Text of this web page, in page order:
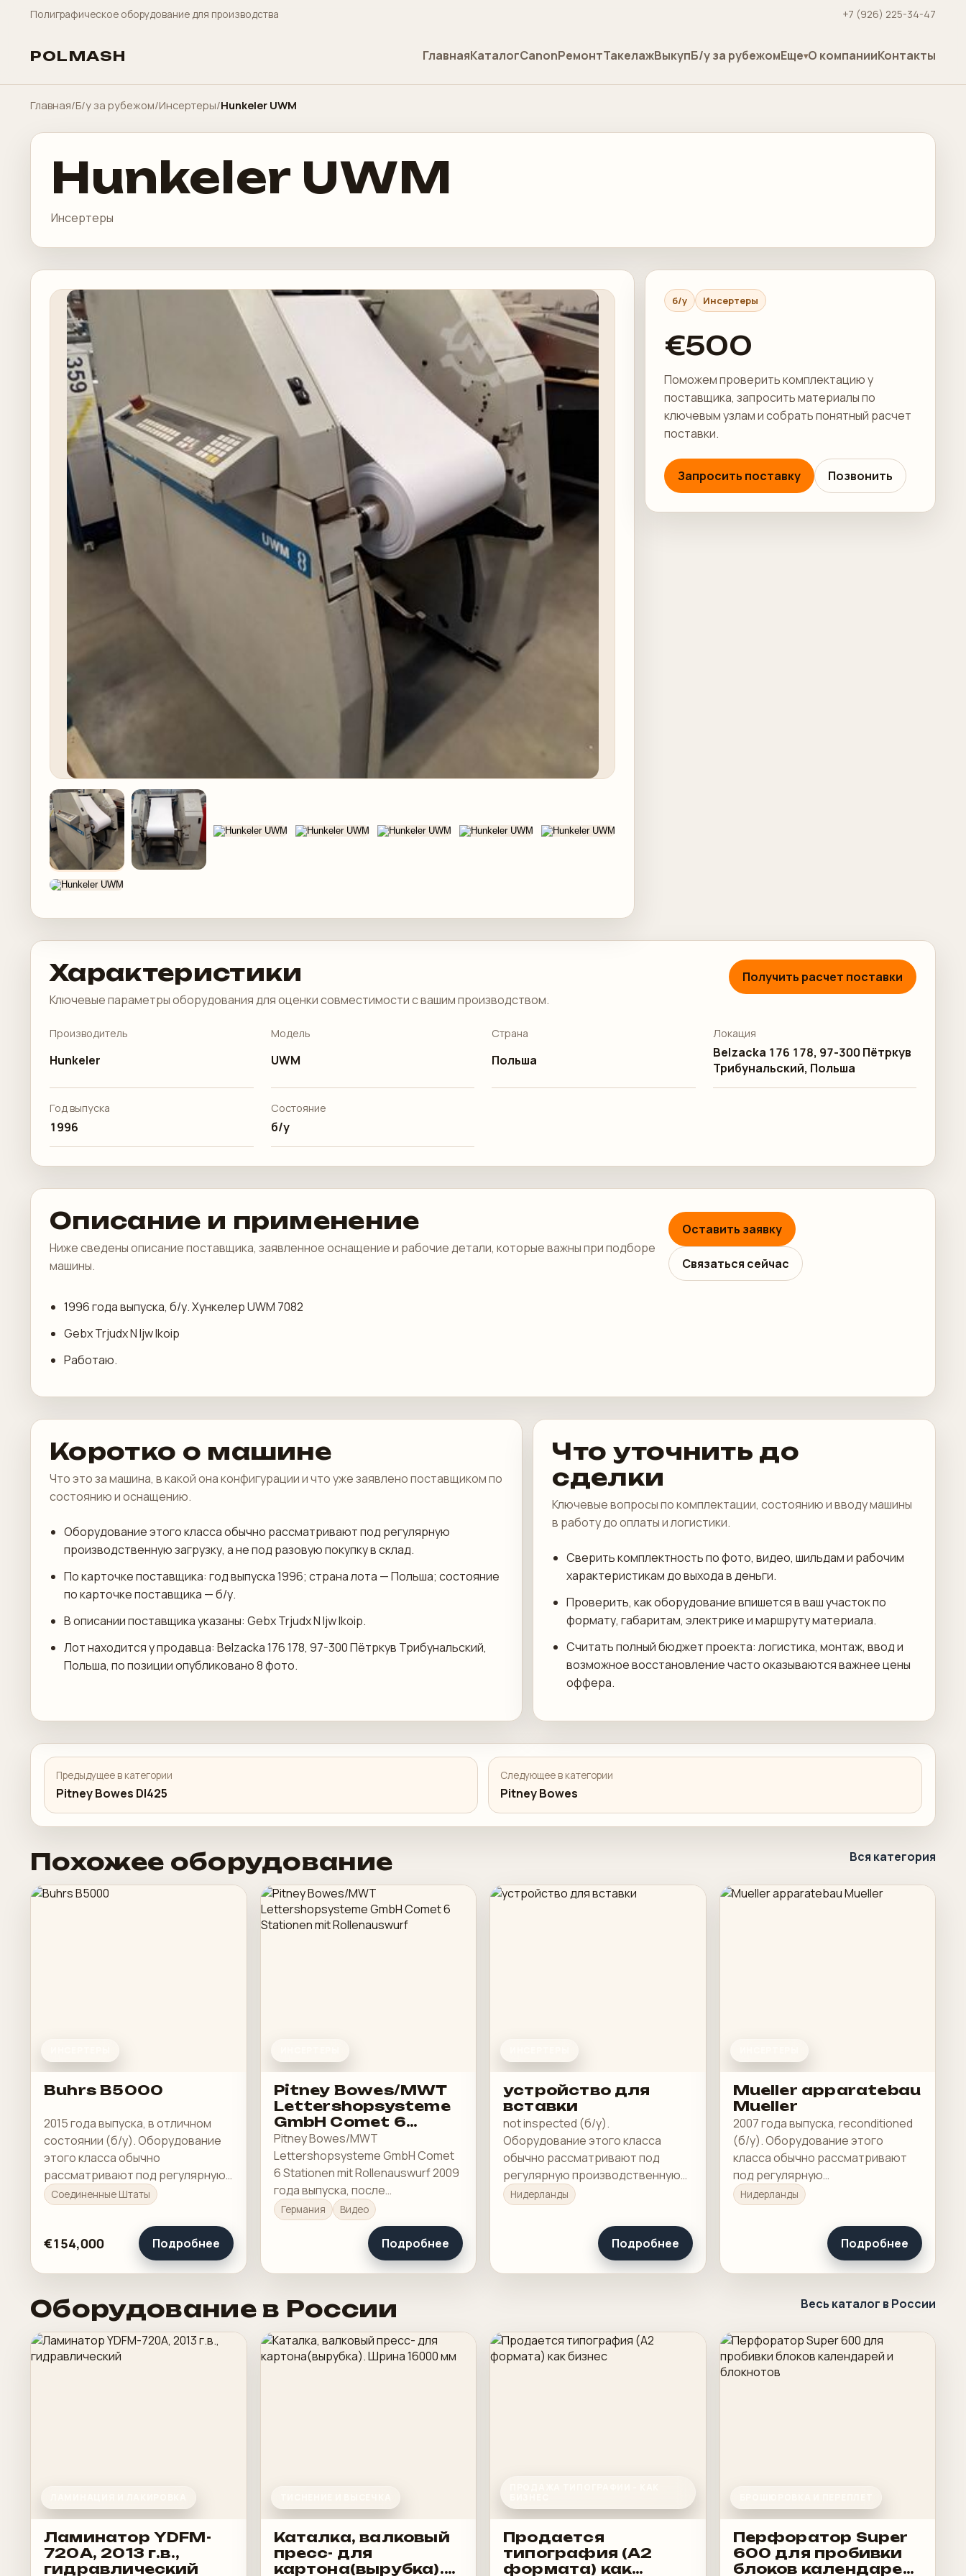
Полиграфическое оборудование для производства +7 (926) 225-34-47
POLMASH ГлавнаяКаталогCanonРемонтТакелажВыкупБ/у за рубежомЕще О компанииКонтакты
Главная/Б/у за рубежом/Инсертеры/Hunkeler UWM
Hunkeler UWM
Инсертеры
б/у Инсертеры
€500
Поможем проверить комплектацию у
поставщика, запросить материалы по
ключевым узлам и собрать понятный расчет
поставки.
Запросить поставку Позвонить
Характеристики
Ключевые параметры оборудования для оценки совместимости с вашим производством.
Получить расчет поставки
Производитель
Hunkeler
Модель
UWM
Страна
Польша
Локация
Belzacka 176 178, 97-300 Пётркув
Трибунальский, Польша
Год выпуска
1996
Состояние
б/у
Описание и применение
Ниже сведены описание поставщика, заявленное оснащение и рабочие детали, которые важны при подборе
машины.
Оставить заявку
Связаться сейчас
1996 года выпуска, б/у. Хункелер UWM 7082
Gebx Trjudx N Ijw Ikoip
Работаю.
Коротко о машине
Что это за машина, в какой она конфигурации и что уже заявлено поставщиком по
состоянию и оснащению.
Оборудование этого класса обычно рассматривают под регулярную
производственную загрузку, а не под разовую покупку в склад.
По карточке поставщика: год выпуска 1996; страна лота — Польша; состояние
по карточке поставщика — б/у.
В описании поставщика указаны: Gebx Trjudx N Ijw Ikoip.
Лот находится у продавца: Belzacka 176 178, 97-300 Пётркув Трибунальский,
Польша, по позиции опубликовано 8 фото.
Что уточнить до
сделки
Ключевые вопросы по комплектации, состоянию и вводу машины
в работу до оплаты и логистики.
Сверить комплектность по фото, видео, шильдам и рабочим
характеристикам до выхода в деньги.
Проверить, как оборудование впишется в ваш участок по
формату, габаритам, электрике и маршруту материала.
Считать полный бюджет проекта: логистика, монтаж, ввод и
возможное восстановление часто оказываются важнее цены
оффера.
Предыдущее в категории
Pitney Bowes DI425
Следующее в категории
Pitney Bowes
Похожее оборудование Вся категория
Buhrs B5000
2015 года выпуска, в отличном
состоянии (б/у). Оборудование
этого класса обычно
рассматривают под регулярную
производственную загрузку, а не
под разовую покупку в склад.
Соединенные Штаты
€154,000 Подробнее
Pitney Bowes/MWT
Lettershopsysteme
GmbH Comet 6
Stationen mit
Rollenauswurf
Pitney Bowes/MWT
Lettershopsysteme GmbH Comet
6 Stationen mit Rollenauswurf 2009
года выпуска, после
восстановления (б/у).
Германия Видео
Подробнее
устройство для
вставки
not inspected (б/у).
Оборудование этого класса
обычно рассматривают под
регулярную производственную
загрузку, а не под разовую
покупку в склад.
Нидерланды
Подробнее
Mueller apparatebau
Mueller
2007 года выпуска, reconditioned
(б/у). Оборудование этого
класса обычно рассматривают
под регулярную
производственную загрузку, а не
под разовую покупку в склад.
Нидерланды
Подробнее
Оборудование в России Весь каталог в России
Ламинатор YDFM-
720А, 2013 г.в.,
гидравлический
Каталка, валковый
пресс- для
картона(вырубка).
Продается
типография (А2
формата) как
Перфоратор Super
600 для пробивки
блоков календарей